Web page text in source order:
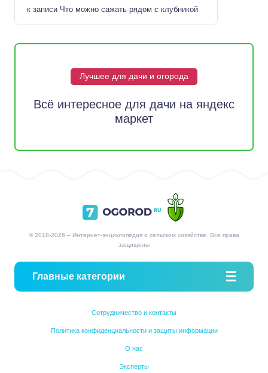
к записи Что можно сажать рядом с клубникой
Лучшее для дачи и огорода
Всё интересное для дачи на яндекс
маркет
© 2018-2026 – Интернет-энциклопедия о сельском хозяйстве. Все права
защищены
Главные категории
Сотрудничество и контакты
Политика конфиденциальности и защиты информации
О нас
Эксперты